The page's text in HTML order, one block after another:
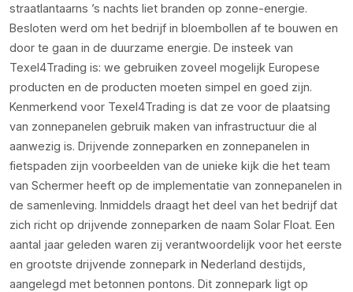
straatlantaarns ’s nachts liet branden op zonne-energie.
Besloten werd om het bedrijf in bloembollen af te bouwen en
door te gaan in de duurzame energie. De insteek van
Texel4Trading is: we gebruiken zoveel mogelijk Europese
producten en de producten moeten simpel en goed zijn.
Kenmerkend voor Texel4Trading is dat ze voor de plaatsing
van zonnepanelen gebruik maken van infrastructuur die al
aanwezig is. Drijvende zonneparken en zonnepanelen in
fietspaden zijn voorbeelden van de unieke kijk die het team
van Schermer heeft op de implementatie van zonnepanelen in
de samenleving. Inmiddels draagt het deel van het bedrijf dat
zich richt op drijvende zonneparken de naam Solar Float. Een
aantal jaar geleden waren zij verantwoordelijk voor het eerste
en grootste drijvende zonnepark in Nederland destijds,
aangelegd met betonnen pontons. Dit zonnepark ligt op